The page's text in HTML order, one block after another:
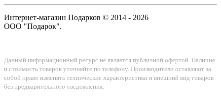
Интернет-магазин Подарков © 2014 - 2026
ООО "Подарок".
Данный информационный ресурс не является публичной офертой. Наличие
и стоимость товаров уточняйте по телефону. Производители оставляют за
собой право изменять технические характеристики и внешний вид товаров
без предварительного уведомления.